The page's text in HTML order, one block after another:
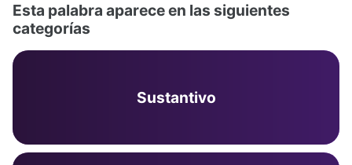
Esta palabra aparece en las siguientes
categorías
Sustantivo